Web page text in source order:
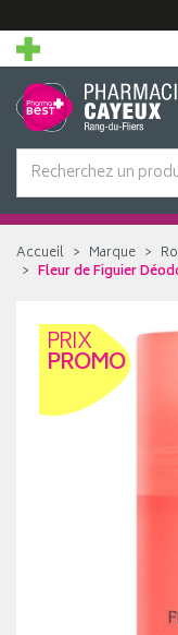
Accueil Marque
Fleur de Figuier
PRIX
PROMO